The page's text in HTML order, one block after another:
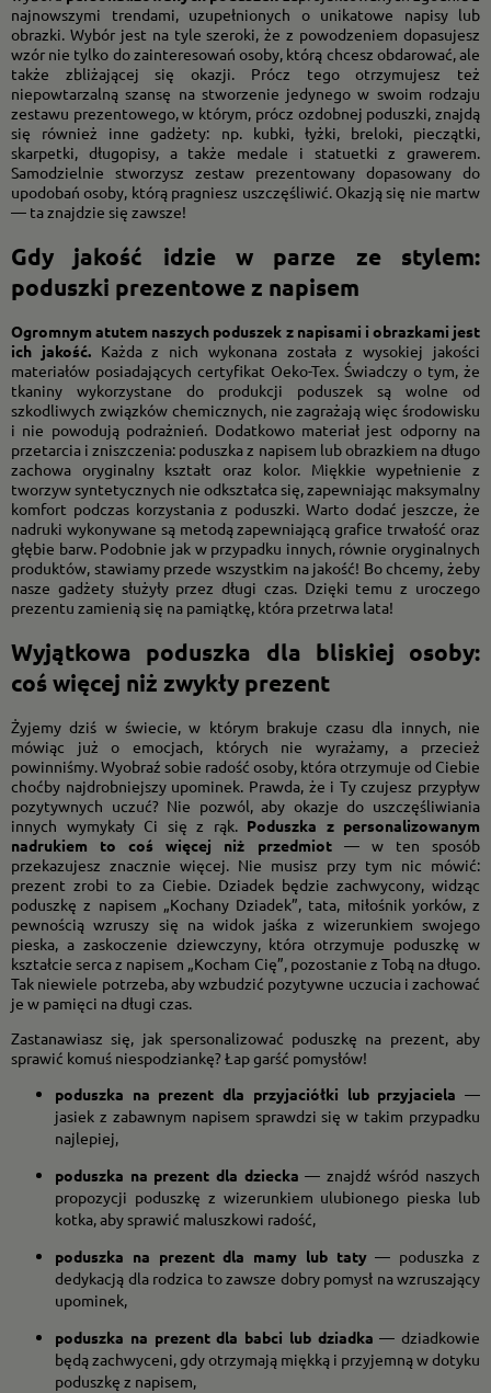
najnowszymi trendami, uzupełnionych o unikatowe napisy lub
obrazki. Wybór jest na tyle szeroki, że z powodzeniem dopasujesz
wzór nie tylko do zainteresowań osoby, którą chcesz obdarować, ale
także zbliżającej się okazji. Prócz tego otrzymujesz też
niepowtarzalną szansę na stworzenie jedynego w swoim rodzaju
zestawu prezentowego, w którym, prócz ozdobnej poduszki, znajdą
się również inne gadżety: np. kubki, łyżki, breloki, pieczątki,
skarpetki, długopisy, a także medale i statuetki z grawerem.
Samodzielnie stworzysz zestaw prezentowany dopasowany do
upodobań osoby, którą pragniesz uszczęśliwić. Okazją się nie martw
— ta znajdzie się zawsze!
Gdy jakość idzie w parze ze stylem:
poduszki prezentowe z napisem
Ogromnym atutem naszych poduszek z napisami i obrazkami jest
ich jakość. Każda z nich wykonana została z wysokiej jakości
materiałów posiadających certyfikat Oeko-Tex. Świadczy o tym, że
tkaniny wykorzystane do produkcji poduszek są wolne od
szkodliwych związków chemicznych, nie zagrażają więc środowisku
i nie powodują podrażnień. Dodatkowo materiał jest odporny na
przetarcia i zniszczenia: poduszka z napisem lub obrazkiem na długo
zachowa oryginalny kształt oraz kolor. Miękkie wypełnienie z
tworzyw syntetycznych nie odkształca się, zapewniając maksymalny
komfort podczas korzystania z poduszki. Warto dodać jeszcze, że
nadruki wykonywane są metodą zapewniającą grafice trwałość oraz
głębie barw. Podobnie jak w przypadku innych, równie oryginalnych
produktów, stawiamy przede wszystkim na jakość! Bo chcemy, żeby
nasze gadżety służyły przez długi czas. Dzięki temu z uroczego
prezentu zamienią się na pamiątkę, która przetrwa lata!
Wyjątkowa poduszka dla bliskiej osoby:
coś więcej niż zwykły prezent
Żyjemy dziś w świecie, w którym brakuje czasu dla innych, nie
mówiąc już o emocjach, których nie wyrażamy, a przecież
powinniśmy. Wyobraź sobie radość osoby, która otrzymuje od Ciebie
choćby najdrobniejszy upominek. Prawda, że i Ty czujesz przypływ
pozytywnych uczuć? Nie pozwól, aby okazje do uszczęśliwiania
innych wymykały Ci się z rąk. Poduszka z personalizowanym
nadrukiem to coś więcej niż przedmiot— w ten sposób
przekazujesz znacznie więcej. Nie musisz przy tym nic mówić:
prezent zrobi to za Ciebie. Dziadek będzie zachwycony, widząc
poduszkę z napisem „Kochany Dziadek”, tata, miłośnik yorków, z
pewnością wzruszy się na widok jaśka z wizerunkiem swojego
pieska, a zaskoczenie dziewczyny, która otrzymuje poduszkę w
kształcie serca z napisem „Kocham Cię”, pozostanie z Tobą na długo.
Tak niewiele potrzeba, aby wzbudzić pozytywne uczucia i zachować
je w pamięci na długi czas.
Zastanawiasz się, jak spersonalizować poduszkę na prezent, aby
sprawić komuś niespodziankę? Łap garść pomysłów!
poduszka na prezent dla przyjaciółki lub przyjaciela —
jasiek z zabawnym napisem sprawdzi się w takim przypadku
najlepiej,
poduszka na prezent dla dziecka— znajdź wśród naszych
propozycji poduszkę z wizerunkiem ulubionego pieska lub
kotka, aby sprawić maluszkowi radość,
poduszka na prezent dla mamy lub taty— poduszka z
dedykacją dla rodzica to zawsze dobry pomysł na wzruszający
upominek,
poduszka na prezent dla babci lub dziadka — dziadkowie
będą zachwyceni, gdy otrzymają miękką i przyjemną w dotyku
poduszkę z napisem,